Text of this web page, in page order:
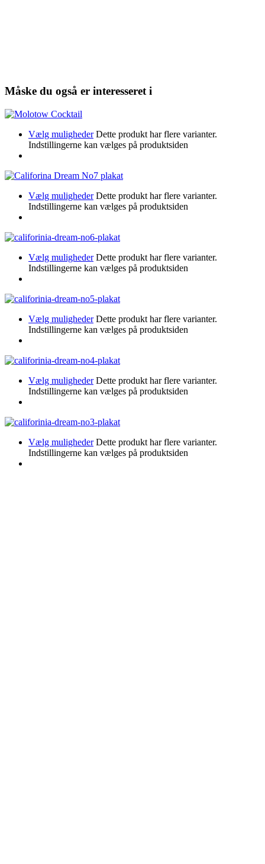
Måske du også er interesseret i
Vælg muligheder Dette produkt har flere varianter.
Indstillingerne kan vælges på produktsiden
Vælg muligheder Dette produkt har flere varianter.
Indstillingerne kan vælges på produktsiden
Vælg muligheder Dette produkt har flere varianter.
Indstillingerne kan vælges på produktsiden
Vælg muligheder Dette produkt har flere varianter.
Indstillingerne kan vælges på produktsiden
Vælg muligheder Dette produkt har flere varianter.
Indstillingerne kan vælges på produktsiden
Vælg muligheder Dette produkt har flere varianter.
Indstillingerne kan vælges på produktsiden